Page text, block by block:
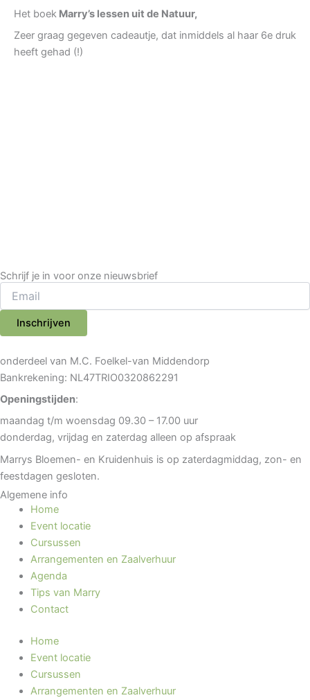
Het boek Marry’s lessen uit de Natuur,
Zeer graag gegeven cadeautje, dat inmiddels al haar 6e druk
heeft gehad (!)
Schrijf je in voor onze nieuwsbrief
Inschrijven
onderdeel van M.C. Foelkel-van Middendorp
Bankrekening: NL47TRIO0320862291
Openingstijden:
maandag t/m woensdag 09.30 – 17.00 uur
donderdag, vrijdag en zaterdag alleen op afspraak
Marrys Bloemen- en Kruidenhuis is op zaterdagmiddag, zon- en
feestdagen gesloten.
Algemene info
Home
Event locatie
Cursussen
Arrangementen en Zaalverhuur
Agenda
Tips van Marry
Contact
Home
Event locatie
Cursussen
Arrangementen en Zaalverhuur